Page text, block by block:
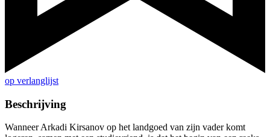
op verlanglijst
Beschrijving
Wanneer Arkadi Kirsanov op het landgoed van zijn vader komt